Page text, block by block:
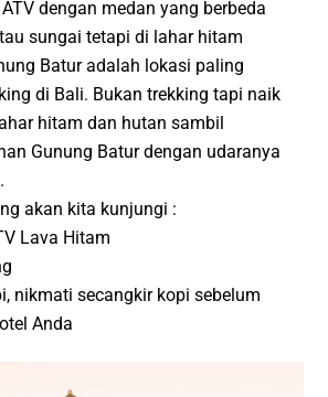
dengan medan yang berbeda
sungai tetapi di lahar hitam
Batur adalah lokasi paling
di Bali. Bukan trekking tapi naik
hitam dan hutan sambil
Gunung Batur dengan udaranya
akan kita kunjungi :
Lava Hitam
nikmati secangkir kopi sebelum
Anda